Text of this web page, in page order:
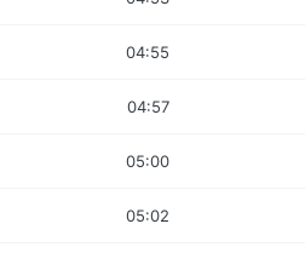
04:55
04:57
05:00
05:02